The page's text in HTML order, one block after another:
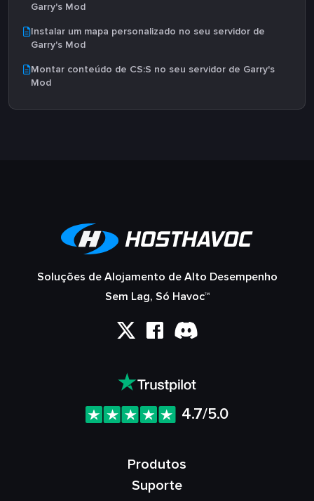
Garry's Mod
Instalar um mapa personalizado no seu servidor de
Garry's Mod
Montar conteúdo de CS:S no seu servidor de Garry's
Mod
Soluções de Alojamento de Alto Desempenho
Sem Lag, Só Havoc™
4.7/5.0
Produtos
Suporte